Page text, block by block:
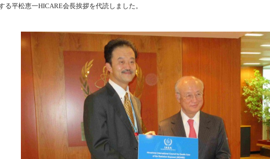
る平松恵一HICARE会長挨拶を代読しました。